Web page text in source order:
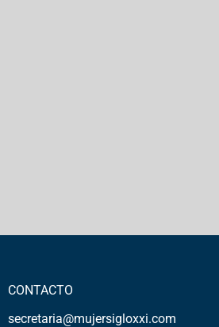
CONTACTO
secretaria@mujersigloxxi.com